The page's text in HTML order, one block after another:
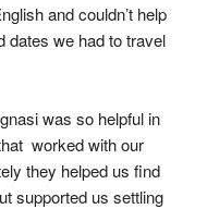
and couldn’t help
dates we had to travel
was so helpful in
worked with our
they helped us find
supported us settling